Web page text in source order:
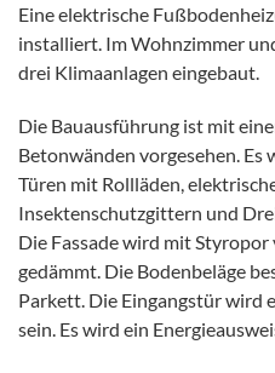
Eine elektrische
installiert. Im Wohnzimmer
drei Klimaanlagen eingebaut.
Die Bauausführung ist mit
Betonwänden vorgesehen. Es
Türen mit Rollläden,
Insektenschutzgittern und
Die Fassade wird mit
gedämmt. Die Bodenbeläge
Parkett. Die Eingangstür wird
sein. Es wird ein